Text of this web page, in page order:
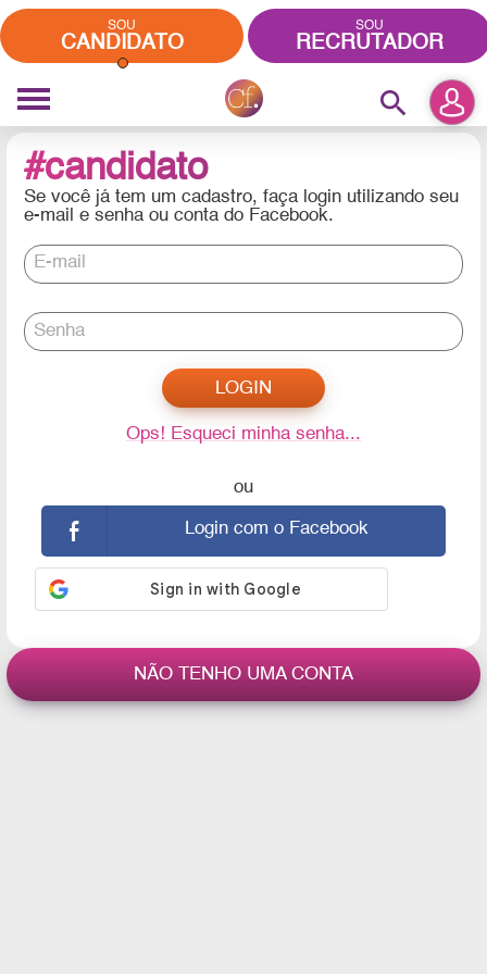
SOU
CANDIDATO
SOU
RECRUTADOR
search
#candidato
Se você já tem um cadastro, faça login utilizando seu
e-mail e senha ou conta do Facebook.
E-mail
Senha
Ops! Esqueci minha senha...
ou
Login com o Facebook
NÃO TENHO UMA CONTA